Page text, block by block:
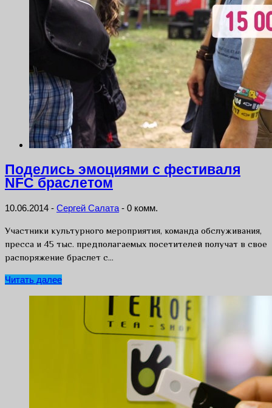
Поделись эмоциями с фестиваля
NFC браслетом
10.06.2014 - Сергей Салата - 0 комм.
Участники культурного мероприятия, команда обслуживания,
пресса и 45 тыс. предполагаемых посетителей получат в свое
распоряжение браслет с…
Читать далее